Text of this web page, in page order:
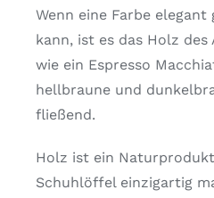
Wenn eine Farbe
kann, ist es das Holz des
wie ein Espresso
hellbraune und
fließend.
Holz ist ein
Schuhlöffel einzigartig